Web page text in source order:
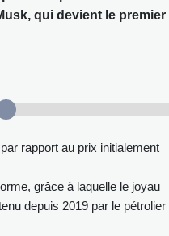
qui devient le premier
rapport au prix initialement
grâce à laquelle le joyau
depuis 2019 par le pétrolier